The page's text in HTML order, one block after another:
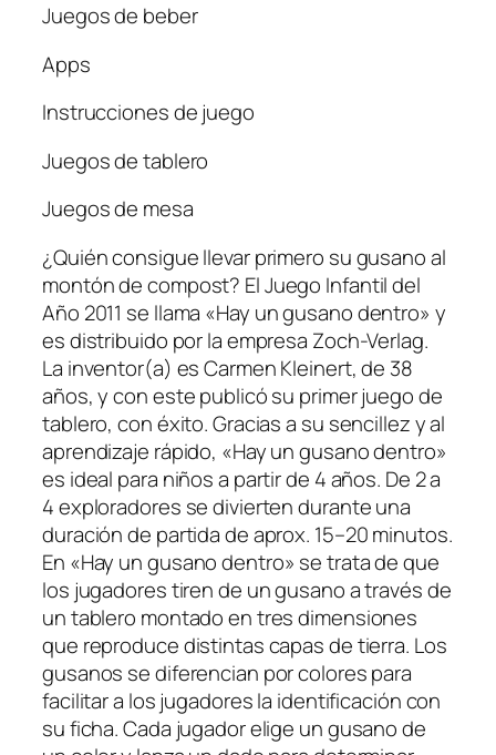
Juegos de beber
Apps
Instrucciones de juego
Juegos de tablero
Juegos de mesa
¿Quién consigue llevar primero su gusano al
montón de compost? El Juego Infantil del
Año 2011 se llama «Hay un gusano dentro» y
es distribuido por la empresa Zoch-Verlag.
La inventor(a) es Carmen Kleinert, de 38
años, y con este publicó su primer juego de
tablero, con éxito. Gracias a su sencillez y al
aprendizaje rápido, «Hay un gusano dentro»
es ideal para niños a partir de 4 años. De 2 a
4 exploradores se divierten durante una
duración de partida de aprox. 15–20 minutos.
En «Hay un gusano dentro» se trata de que
los jugadores tiren de un gusano a través de
un tablero montado en tres dimensiones
que reproduce distintas capas de tierra. Los
gusanos se diferencian por colores para
facilitar a los jugadores la identificación con
su ficha. Cada jugador elige un gusano de